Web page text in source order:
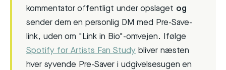
kommentator offentligt under opslaget og
sender dem en personlig DM med Pre-Save-
link, uden om "Link in Bio"-omvejen. Ifølge
Spotify for Artists Fan Study bliver næsten
hver syvende Pre-Saver i udgivelsesugen en